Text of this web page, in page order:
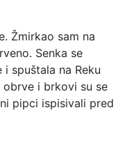
Žmirkao sam na
Senka se
spuštala na Reku
obrve i brkovi su se
pipci ispisivali pred